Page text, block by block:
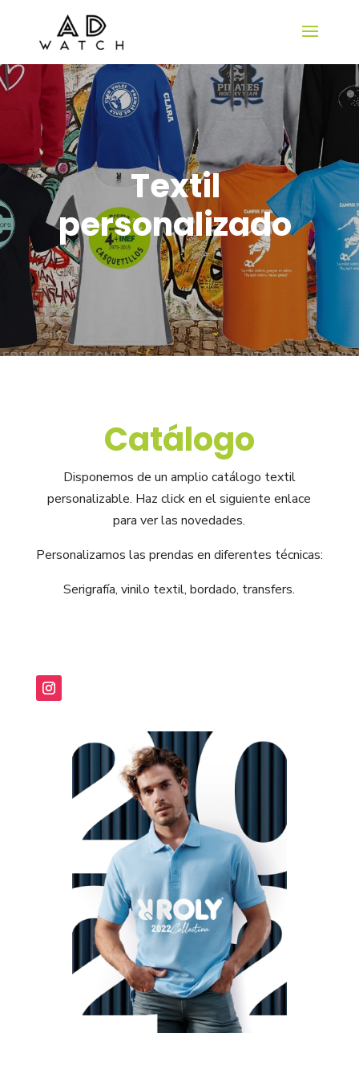
Textil
personalizado
Catálogo
Disponemos de un amplio catálogo textil
personalizable. Haz click en el siguiente enlace
para ver las novedades.
Personalizamos las prendas en diferentes técnicas:
Serigrafía, vinilo textil, bordado, transfers.